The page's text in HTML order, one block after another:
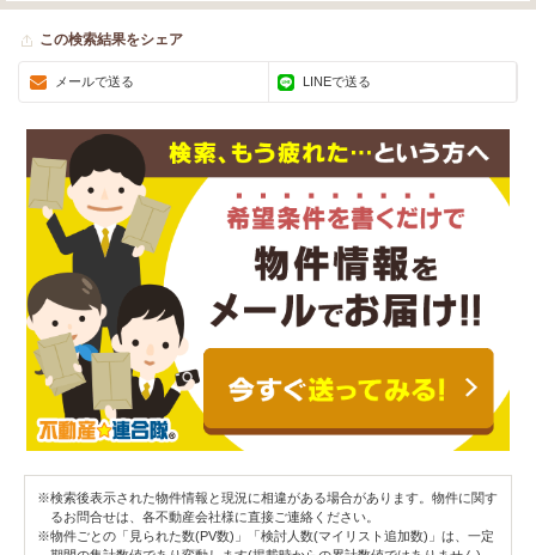
この検索結果をシェア
メールで送る LINEで送る
※検索後表示された物件情報と現況に相違がある場合があります。物件に関す
るお問合せは、各不動産会社様に直接ご連絡ください。
※物件ごとの「見られた数(PV数)」「検討人数(マイリスト追加数)」は、一定